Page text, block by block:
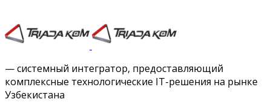
Instagram
Vimeo
— системный интегратор, предоставляющий
комплексные технологические IT-решения на рынке
Узбекистана